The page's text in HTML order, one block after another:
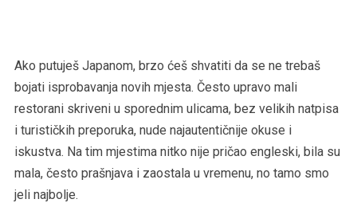
Ako putuješ Japanom, brzo ćeš shvatiti da se ne trebaš
bojati isprobavanja novih mjesta. Često upravo mali
restorani skriveni u sporednim ulicama, bez velikih natpisa
i turističkih preporuka, nude najautentičnije okuse i
iskustva. Na tim mjestima nitko nije pričao engleski, bila su
mala, često prašnjava i zaostala u vremenu, no tamo smo
jeli najbolje.